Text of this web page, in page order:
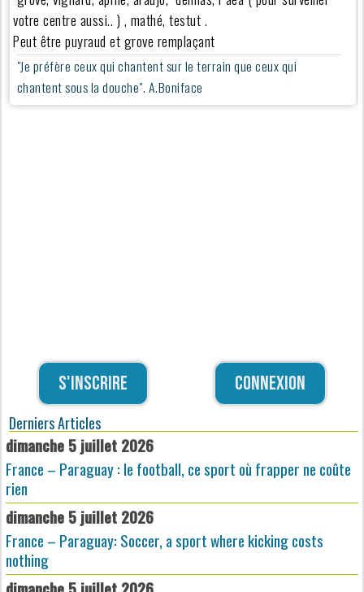
votre centre aussi.. ) , mathé, testut .
Peut être puyraud et grove remplaçant
"Je préfère ceux qui chantent sur le terrain que ceux qui
chantent sous la douche". A.Boniface
S'inscrire Connexion
Derniers Articles
dimanche 5 juillet 2026
France – Paraguay : le football, ce sport où frapper ne coûte
rien
dimanche 5 juillet 2026
France – Paraguay: Soccer, a sport where kicking costs
nothing